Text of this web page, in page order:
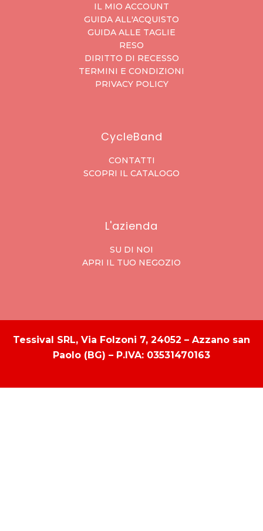
IL MIO ACCOUNT
GUIDA ALL'ACQUISTO
GUIDA ALLE TAGLIE
RESO
DIRITTO DI RECESSO
TERMINI E CONDIZIONI
PRIVACY POLICY
CycleBand
CONTATTI
SCOPRI IL CATALOGO
L'azienda
SU DI NOI
APRI IL TUO NEGOZIO
Tessival SRL, Via Folzoni 7, 24052 – Azzano san
Paolo (BG) – P.IVA: 03531470163